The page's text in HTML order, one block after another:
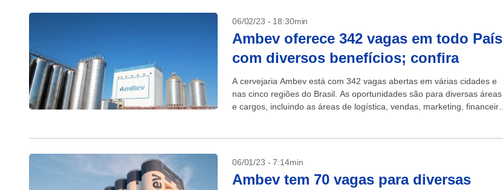
06/02/23 - 18:30min
Ambev oferece 342 vagas em todo País
com diversos benefícios; confira
A cervejaria Ambev está com 342 vagas abertas em várias cidades e
nas cinco regiões do Brasil. As oportunidades são para diversas áreas
e cargos, incluindo as áreas de logística, vendas, marketing, financeira
06/01/23 - 7:14min
Ambev tem 70 vagas para diversas